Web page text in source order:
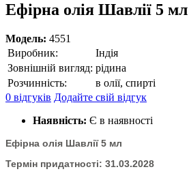
Ефірна олія Шавлії 5 мл
Модель: 4551
Виробник:
Індія
Зовнішній вигляд: рідина
Розчинність:
в олії, спирті
0 відгуків Додайте свій відгук
Наявність: Є в наявності
Ефірна олія Шавлії 5 мл
Термін придатності: 31.03.2028